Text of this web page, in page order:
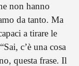
non hanno
da tanto. Ma
a tirare le
c’è una cosa
questa frase. Il